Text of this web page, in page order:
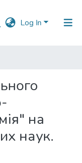
Log In
на
наук.